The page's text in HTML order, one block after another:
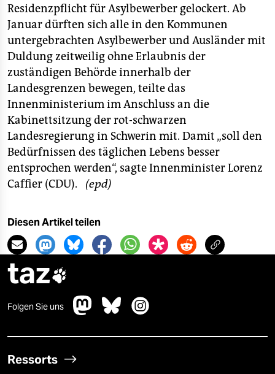
berlin
nord
wahrheit
verlag
verlag
veranstaltungen
shop
fragen & hilfe
unterstützen
abo
genossenschaft
Residenzpflicht für Asylbewerber gelockert. Ab
Januar dürften sich alle in den Kommunen
untergebrachten Asylbewerber und Ausländer mit
Duldung zeitweilig ohne Erlaubnis der
zuständigen Behörde innerhalb der
Landesgrenzen bewegen, teilte das
Innenministerium im Anschluss an die
Kabinettsitzung der rot-schwarzen
Landesregierung in Schwerin mit. Damit „soll den
Bedürfnissen des täglichen Lebens besser
entsprochen werden“, sagte Innenminister Lorenz
Caffier (CDU). (epd)
Diesen Artikel teilen
taz
Folgen Sie uns
Ressorts